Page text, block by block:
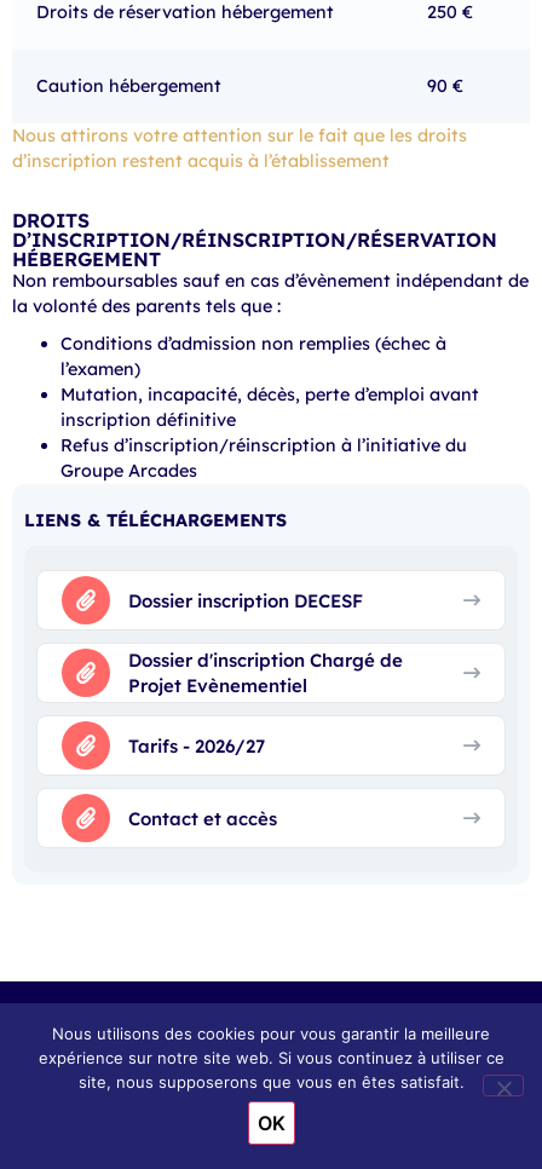
Droits de réservation hébergement 250 €
Caution hébergement 90 €
Nous attirons votre attention sur le fait que les droits
d’inscription restent acquis à l’établissement
DROITS
D’INSCRIPTION/RÉINSCRIPTION/RÉSERVATION
HÉBERGEMENT
Non remboursables sauf en cas d’évènement indépendant de
la volonté des parents tels que :
Conditions d’admission non remplies (échec à
l’examen)
Mutation, incapacité, décès, perte d’emploi avant
inscription définitive
Refus d’inscription/réinscription à l’initiative du
Groupe Arcades
LIENS & TÉLÉCHARGEMENTS
Dossier inscription DECESF
Dossier d'inscription Chargé de
Projet Evènementiel
Tarifs - 2026/27
Contact et accès
Nous utilisons des cookies pour vous garantir la meilleure
expérience sur notre site web. Si vous continuez à utiliser ce
site, nous supposerons que vous en êtes satisfait.
OK